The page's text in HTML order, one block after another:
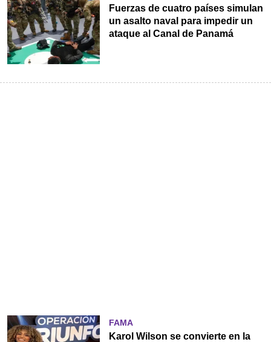
Fuerzas de cuatro países simulan
un asalto naval para impedir un
ataque al Canal de Panamá
FAMA
Karol Wilson se convierte en la